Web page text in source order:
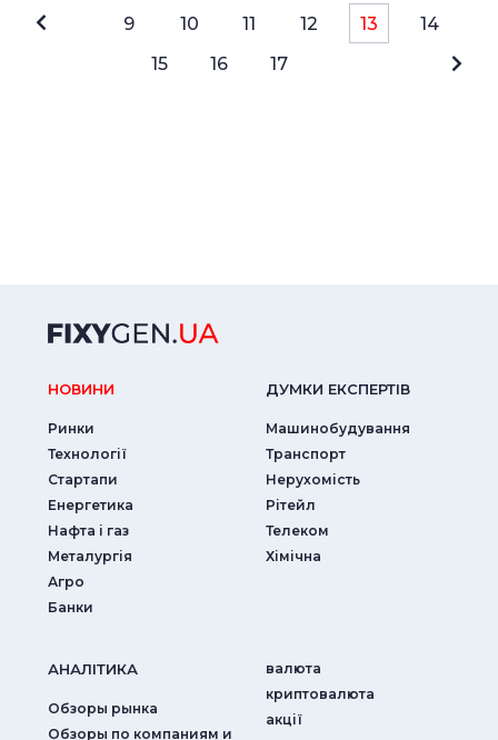
9 10 11 12 13
14
15
16 17
НОВИНИ
Ринки
Технології
Стартапи
Енергетика
Нафта і газ
Металургія
Агро
Банки
ДУМКИ ЕКСПЕРТIВ
Машинобудування
Транспорт
Нерухомість
Рітейл
Телеком
Хімічна
АНАЛIТИКА
Обзоры рынка
Обзоры по компаниям и
валюта
криптовалюта
акції